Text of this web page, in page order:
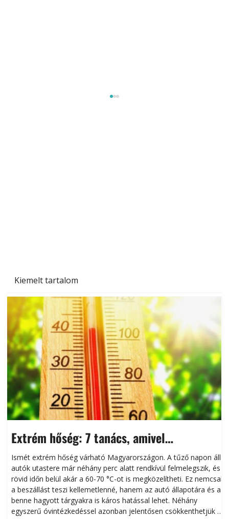
Kiemelt tartalom
Extrém hőség: 7 tanács, amivel
megóvhatjuk autónkat a nyári károktól
Ismét extrém hőség várható Magyarországon. A tűző napon álló
autók utastere már néhány perc alatt rendkívül felmelegszik, és
rövid időn belül akár a 60-70 °C-ot is megközelítheti. Ez nemcsak
a beszállást teszi kellemetlenné, hanem az autó állapotára és a
benne hagyott tárgyakra is káros hatással lehet. Néhány
egyszerű óvintézkedéssel azonban jelentősen csökkenthetjük a